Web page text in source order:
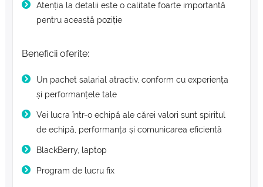
Atenția la detalii este o calitate foarte importantă
pentru această poziție
Beneficii oferite:
Un pachet salarial atractiv, conform cu experiența
și performanțele tale
Vei lucra într-o echipă ale cărei valori sunt spiritul
de echipă, performanța și comunicarea eficientă
BlackBerry, laptop
Program de lucru fix